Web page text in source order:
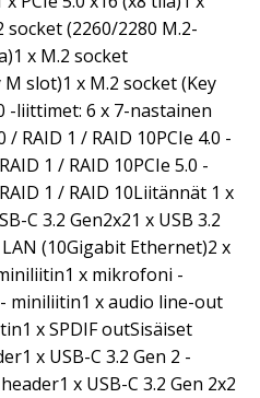
socket (2260/2280 M.2-
x M.2 socket
slot)1 x M.2 socket (Key
-liittimet: 6 x 7-nastainen
RAID 1 / RAID 10PCIe 4.0 -
1 / RAID 10PCIe 5.0 -
1 / RAID 10Liitännät 1 x
C 3.2 Gen2x21 x USB 3.2
LAN (10Gigabit Ethernet)2 x
x mikrofoni -
miniliitin1 x audio line-out
x SPDIF outSisäiset
x USB-C 3.2 Gen 2 -
x USB-C 3.2 Gen 2x2